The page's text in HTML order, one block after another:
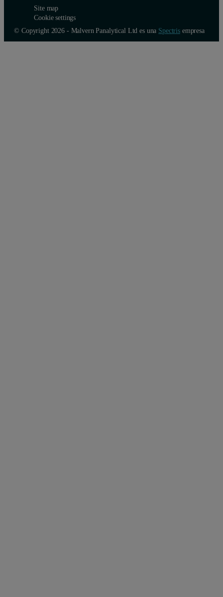
Site map
Cookie settings
© Copyright 2026 - Malvern Panalytical Ltd es una Spectrisempresa